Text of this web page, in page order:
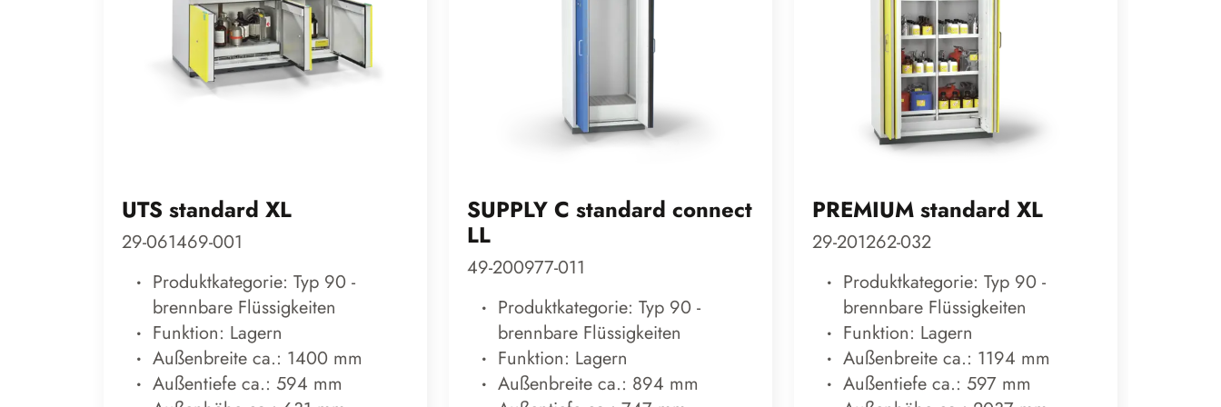
UTS standard XL
29-061469-001
Produktkategorie: Typ 90 -
brennbare Flüssigkeiten
Funktion: Lagern
Außenbreite ca.: 1400 mm
Außentiefe ca.: 594 mm
SUPPLY C standard connect
LL
49-200977-011
Produktkategorie: Typ 90 -
brennbare Flüssigkeiten
Funktion: Lagern
Außenbreite ca.: 894 mm
PREMIUM standard XL
29-201262-032
Produktkategorie: Typ 90 -
brennbare Flüssigkeiten
Funktion: Lagern
Außenbreite ca.: 1194 mm
Außentiefe ca.: 597 mm